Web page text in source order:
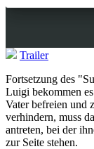
Trailer
Fortsetzung des
Luigi bekommen
Vater befreien und
verhindern, muss
antreten, bei der
zur Seite stehen.